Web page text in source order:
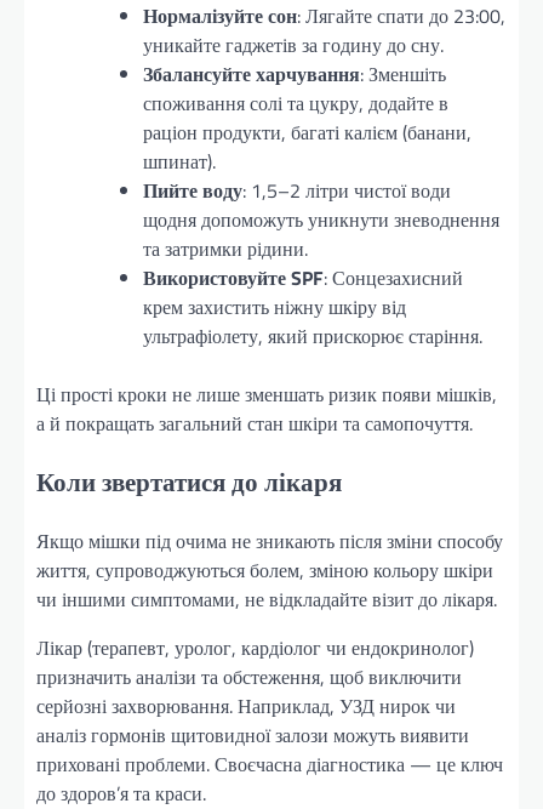
Нормалізуйте сон: Лягайте спати до 23:00,
уникайте гаджетів за годину до сну.
Збалансуйте харчування: Зменшіть
споживання солі та цукру, додайте в
раціон продукти, багаті калієм (банани,
шпинат).
Пийте воду: 1,5–2 літри чистої води
щодня допоможуть уникнути зневоднення
та затримки рідини.
Використовуйте SPF: Сонцезахисний
крем захистить ніжну шкіру від
ультрафіолету, який прискорює старіння.
Ці прості кроки не лише зменшать ризик появи мішків,
а й покращать загальний стан шкіри та самопочуття.
Коли звертатися до лікаря
Якщо мішки під очима не зникають після зміни способу
життя, супроводжуються болем, зміною кольору шкіри
чи іншими симптомами, не відкладайте візит до лікаря.
Лікар (терапевт, уролог, кардіолог чи ендокринолог)
призначить аналізи та обстеження, щоб виключити
серйозні захворювання. Наприклад, УЗД нирок чи
аналіз гормонів щитовидної залози можуть виявити
приховані проблеми. Своєчасна діагностика — це ключ
до здоров’я та краси.